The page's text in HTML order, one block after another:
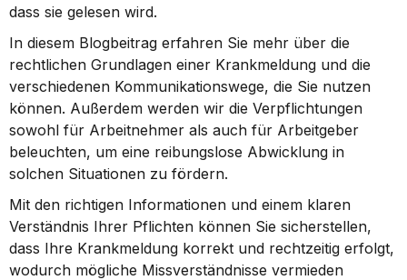
dass sie gelesen wird.
In diesem Blogbeitrag erfahren Sie mehr über die
rechtlichen Grundlagen einer Krankmeldung und die
verschiedenen Kommunikationswege, die Sie nutzen
können. Außerdem werden wir die Verpflichtungen
sowohl für Arbeitnehmer als auch für Arbeitgeber
beleuchten, um eine reibungslose Abwicklung in
solchen Situationen zu fördern.
Mit den richtigen Informationen und einem klaren
Verständnis Ihrer Pflichten können Sie sicherstellen,
dass Ihre Krankmeldung korrekt und rechtzeitig erfolgt,
wodurch mögliche Missverständnisse vermieden